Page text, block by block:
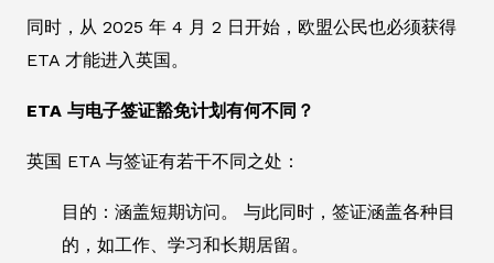
同时，从 2025 年 4 月 2 日开始，欧盟公民也必须获得
ETA 才能进入英国。
ETA 与电子签证豁免计划有何不同？
英国 ETA 与签证有若干不同之处：
目的：涵盖短期访问。 与此同时，签证涵盖各种目
的，如工作、学习和长期居留。